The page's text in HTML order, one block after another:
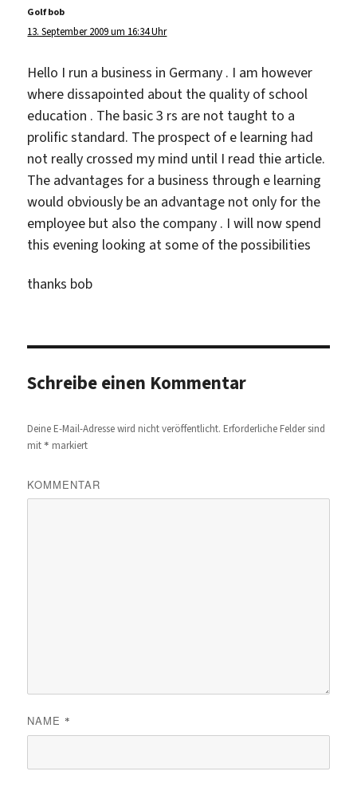
Golf bob
13. September 2009 um 16:34 Uhr
Hello I run a business in Germany . I am however
where dissapointed about the quality of school
education . The basic 3 rs are not taught to a
prolific standard. The prospect of e learning had
not really crossed my mind until I read thie article.
The advantages for a business through e learning
would obviously be an advantage not only for the
employee but also the company . I will now spend
this evening looking at some of the possibilities
thanks bob
Schreibe einen Kommentar
Deine E-Mail-Adresse wird nicht veröffentlicht. Erforderliche Felder sind
mit * markiert
KOMMENTAR
NAME *